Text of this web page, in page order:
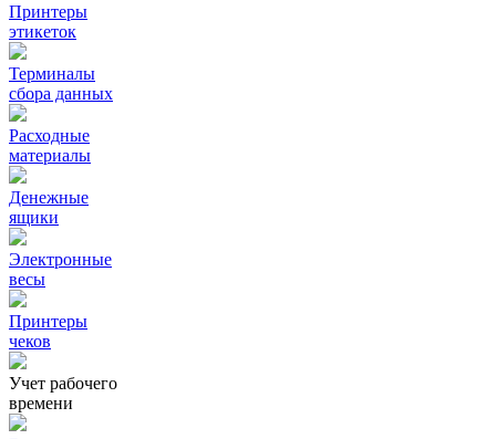
Принтеры
этикеток
Терминалы
сбора данных
Расходные
материалы
Денежные
ящики
Электронные
весы
Принтеры
чеков
Учет рабочего
времени